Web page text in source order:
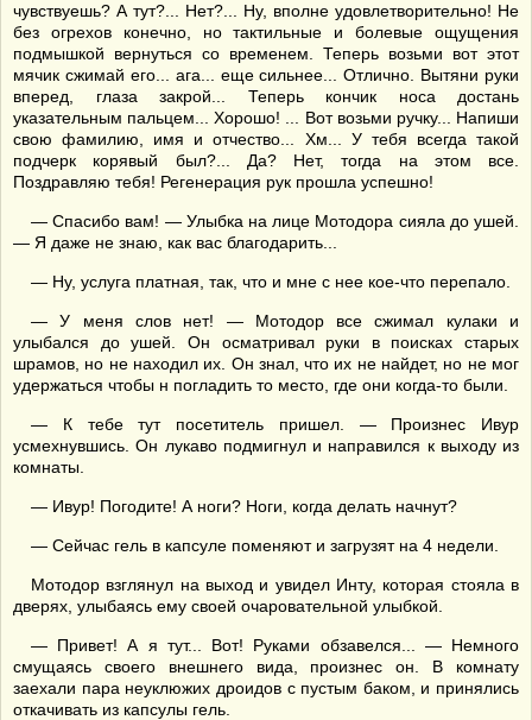
чувствуешь? А тут?... Нет?... Ну, вполне удовлетворительно! Не
без огрехов конечно, но тактильные и болевые ощущения
подмышкой вернуться со временем. Теперь возьми вот этот
мячик сжимай его... ага... еще сильнее... Отлично. Вытяни руки
вперед, глаза закрой... Теперь кончик носа достань
указательным пальцем... Хорошо! ... Вот возьми ручку... Напиши
свою фамилию, имя и отчество... Хм... У тебя всегда такой
подчерк корявый был?... Да? Нет, тогда на этом все.
Поздравляю тебя! Регенерация рук прошла успешно!
— Спасибо вам! — Улыбка на лице Мотодора сияла до ушей.
— Я даже не знаю, как вас благодарить...
— Ну, услуга платная, так, что и мне с нее кое-что перепало.
— У меня слов нет! — Мотодор все сжимал кулаки и
улыбался до ушей. Он осматривал руки в поисках старых
шрамов, но не находил их. Он знал, что их не найдет, но не мог
удержаться чтобы н погладить то место, где они когда-то были.
— К тебе тут посетитель пришел. — Произнес Ивур
усмехнувшись. Он лукаво подмигнул и направился к выходу из
комнаты.
— Ивур! Погодите! А ноги? Ноги, когда делать начнут?
— Сейчас гель в капсуле поменяют и загрузят на 4 недели.
Мотодор взглянул на выход и увидел Инту, которая стояла в
дверях, улыбаясь ему своей очаровательной улыбкой.
— Привет! А я тут... Вот! Руками обзавелся... — Немного
смущаясь своего внешнего вида, произнес он. В комнату
заехали пара неуклюжих дроидов с пустым баком, и принялись
откачивать из капсулы гель.